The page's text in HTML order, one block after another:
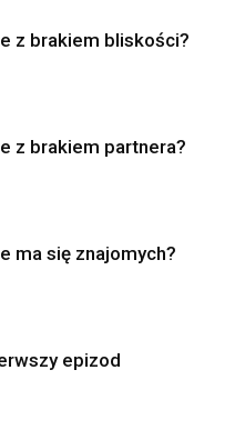
z brakiem bliskości?
z brakiem partnera?
ma się znajomych?
epizod